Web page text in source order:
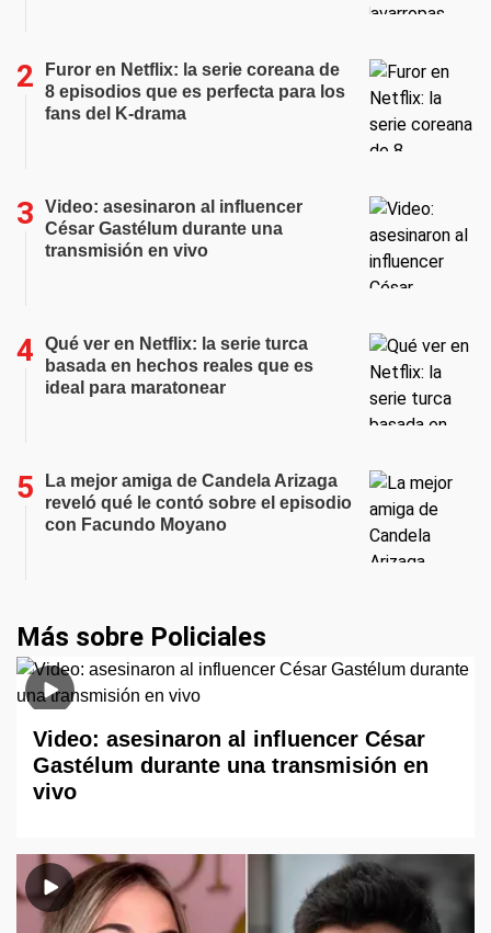
Furor en Netflix: la serie coreana de
8 episodios que es perfecta para los
fans del K-drama
Video: asesinaron al influencer
César Gastélum durante una
transmisión en vivo
Qué ver en Netflix: la serie turca
basada en hechos reales que es
ideal para maratonear
La mejor amiga de Candela Arizaga
reveló qué le contó sobre el episodio
con Facundo Moyano
Más sobre Policiales
Video: asesinaron al influencer César
Gastélum durante una transmisión en
vivo